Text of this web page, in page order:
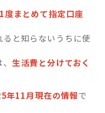
度まとめて指定口座
と知らないうちに使
生活費と分けておく
年11月現在の情報で